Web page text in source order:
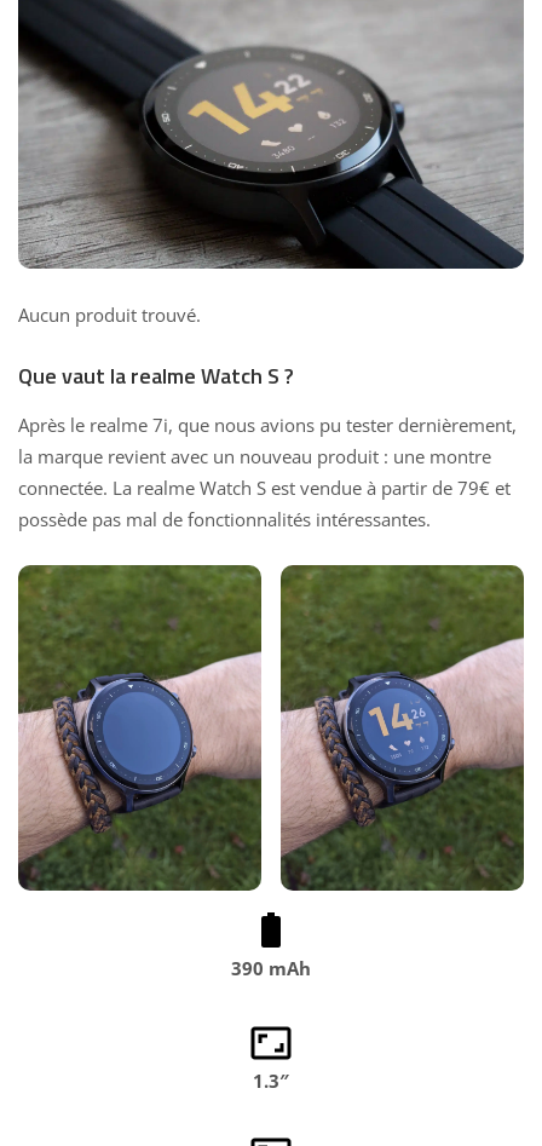
Aucun produit trouvé.
Que vaut la realme Watch S ?
Après le realme 7i, que nous avions pu tester dernièrement,
la marque revient avec un nouveau produit : une montre
connectée. La realme Watch S est vendue à partir de 79€ et
possède pas mal de fonctionnalités intéressantes.
390 mAh
1.3″